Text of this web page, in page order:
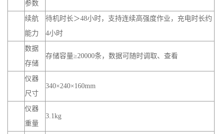
参数
续航
能力
待机时长＞48小时，支持连续高强度作业，充电时长约
4小时
数据
存储
存储容量≥20000条，数据可随时调取、查看
仪器
尺寸
340×240×160mm
仪器
重量
3.1kg